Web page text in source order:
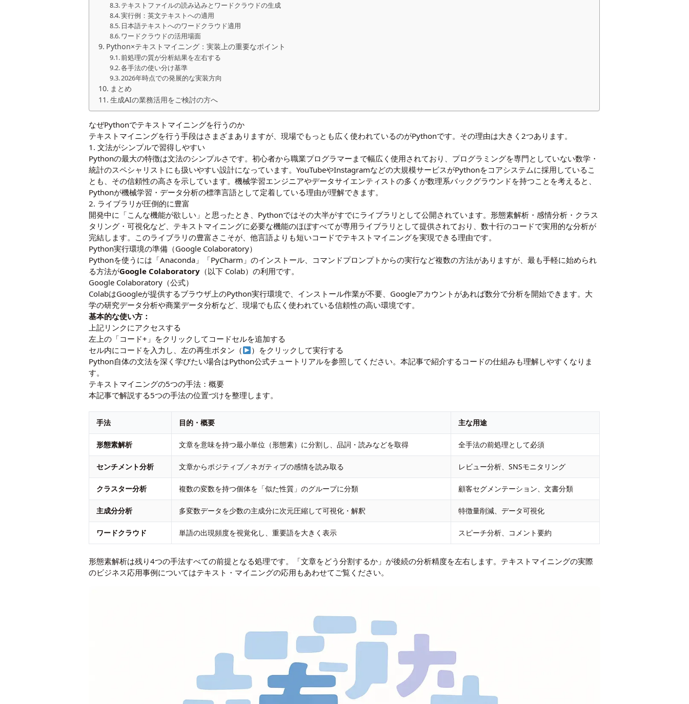
テキストファイルの読み込みとワードクラウドの生成
実行例：英文テキストへの適用
日本語テキストへのワードクラウド適用
ワードクラウドの活用場面
Python×テキストマイニング：実装上の重要なポイント
前処理の質が分析結果を左右する
各手法の使い分け基準
2026年時点での発展的な実装方向
まとめ
生成AIの業務活用をご検討の方へ
なぜPythonでテキストマイニングを行うのか
テキストマイニングを行う手段はさまざまありますが、現場でもっとも広く使われているのがPythonです。その理由は大きく2つあります。
1. 文法がシンプルで習得しやすい
Pythonの最大の特徴は文法のシンプルさです。初心者から職業プログラマーまで幅広く使用されており、プログラミングを専門としていない数学・
統計のスペシャリストにも扱いやすい設計になっています。YouTubeやInstagramなどの大規模サービスがPythonをコアシステムに採用しているこ
とも、その信頼性の高さを示しています。機械学習エンジニアやデータサイエンティストの多くが数理系バックグラウンドを持つことを考えると、
Pythonが機械学習・データ分析の標準言語として定着している理由が理解できます。
2. ライブラリが圧倒的に豊富
開発中に「こんな機能が欲しい」と思ったとき、Pythonではその大半がすでにライブラリとして公開されています。形態素解析・感情分析・クラス
タリング・可視化など、テキストマイニングに必要な機能のほぼすべてが専用ライブラリとして提供されており、数十行のコードで実用的な分析が
完結します。このライブラリの豊富さこそが、他言語よりも短いコードでテキストマイニングを実現できる理由です。
Python実行環境の準備（Google Colaboratory）
Pythonを使うには「Anaconda」「PyCharm」のインストール、コマンドプロンプトからの実行など複数の方法がありますが、最も手軽に始められ
る方法がGoogle Colaboratory （以下 Colab）の利用です。
Google Colaboratory（公式）
ColabはGoogleが提供するブラウザ上のPython実行環境で、インストール作業が不要、Googleアカウントがあれば数分で分析を開始できます。大
学の研究データ分析や商業データ分析など、現場でも広く使われている信頼性の高い環境です。
基本的な使い方：
上記リンクにアクセスする
左上の「コード+」をクリックしてコードセルを追加する
セル内にコードを入力し、左の再生ボタン（
）をクリックして実行する
Python自体の文法を深く学びたい場合はPython公式チュートリアルを参照してください。本記事で紹介するコードの仕組みも理解しやすくなりま
す。
テキストマイニングの5つの手法：概要
本記事で解説する5つの手法の位置づけを整理します。
手法 目的・概要 主な用途
形態素解析 文章を意味を持つ最小単位（形態素）に分割し、品詞・読みなどを取得 全手法の前処理として必須
センチメント分析 文章からポジティブ／ネガティブの感情を読み取る レビュー分析、SNSモニタリング
クラスター分析 複数の変数を持つ個体を「似た性質」のグループに分類 顧客セグメンテーション、文書分類
主成分分析 多変数データを少数の主成分に次元圧縮して可視化・解釈 特徴量削減、データ可視化
ワードクラウド 単語の出現頻度を視覚化し、重要語を大きく表示 スピーチ分析、コメント要約
形態素解析は残り4つの手法すべての前提となる処理です。「文章をどう分割するか」が後続の分析精度を左右します。テキストマイニングの実際
のビジネス応用事例についてはテキスト・マイニングの応用もあわせてご覧ください。